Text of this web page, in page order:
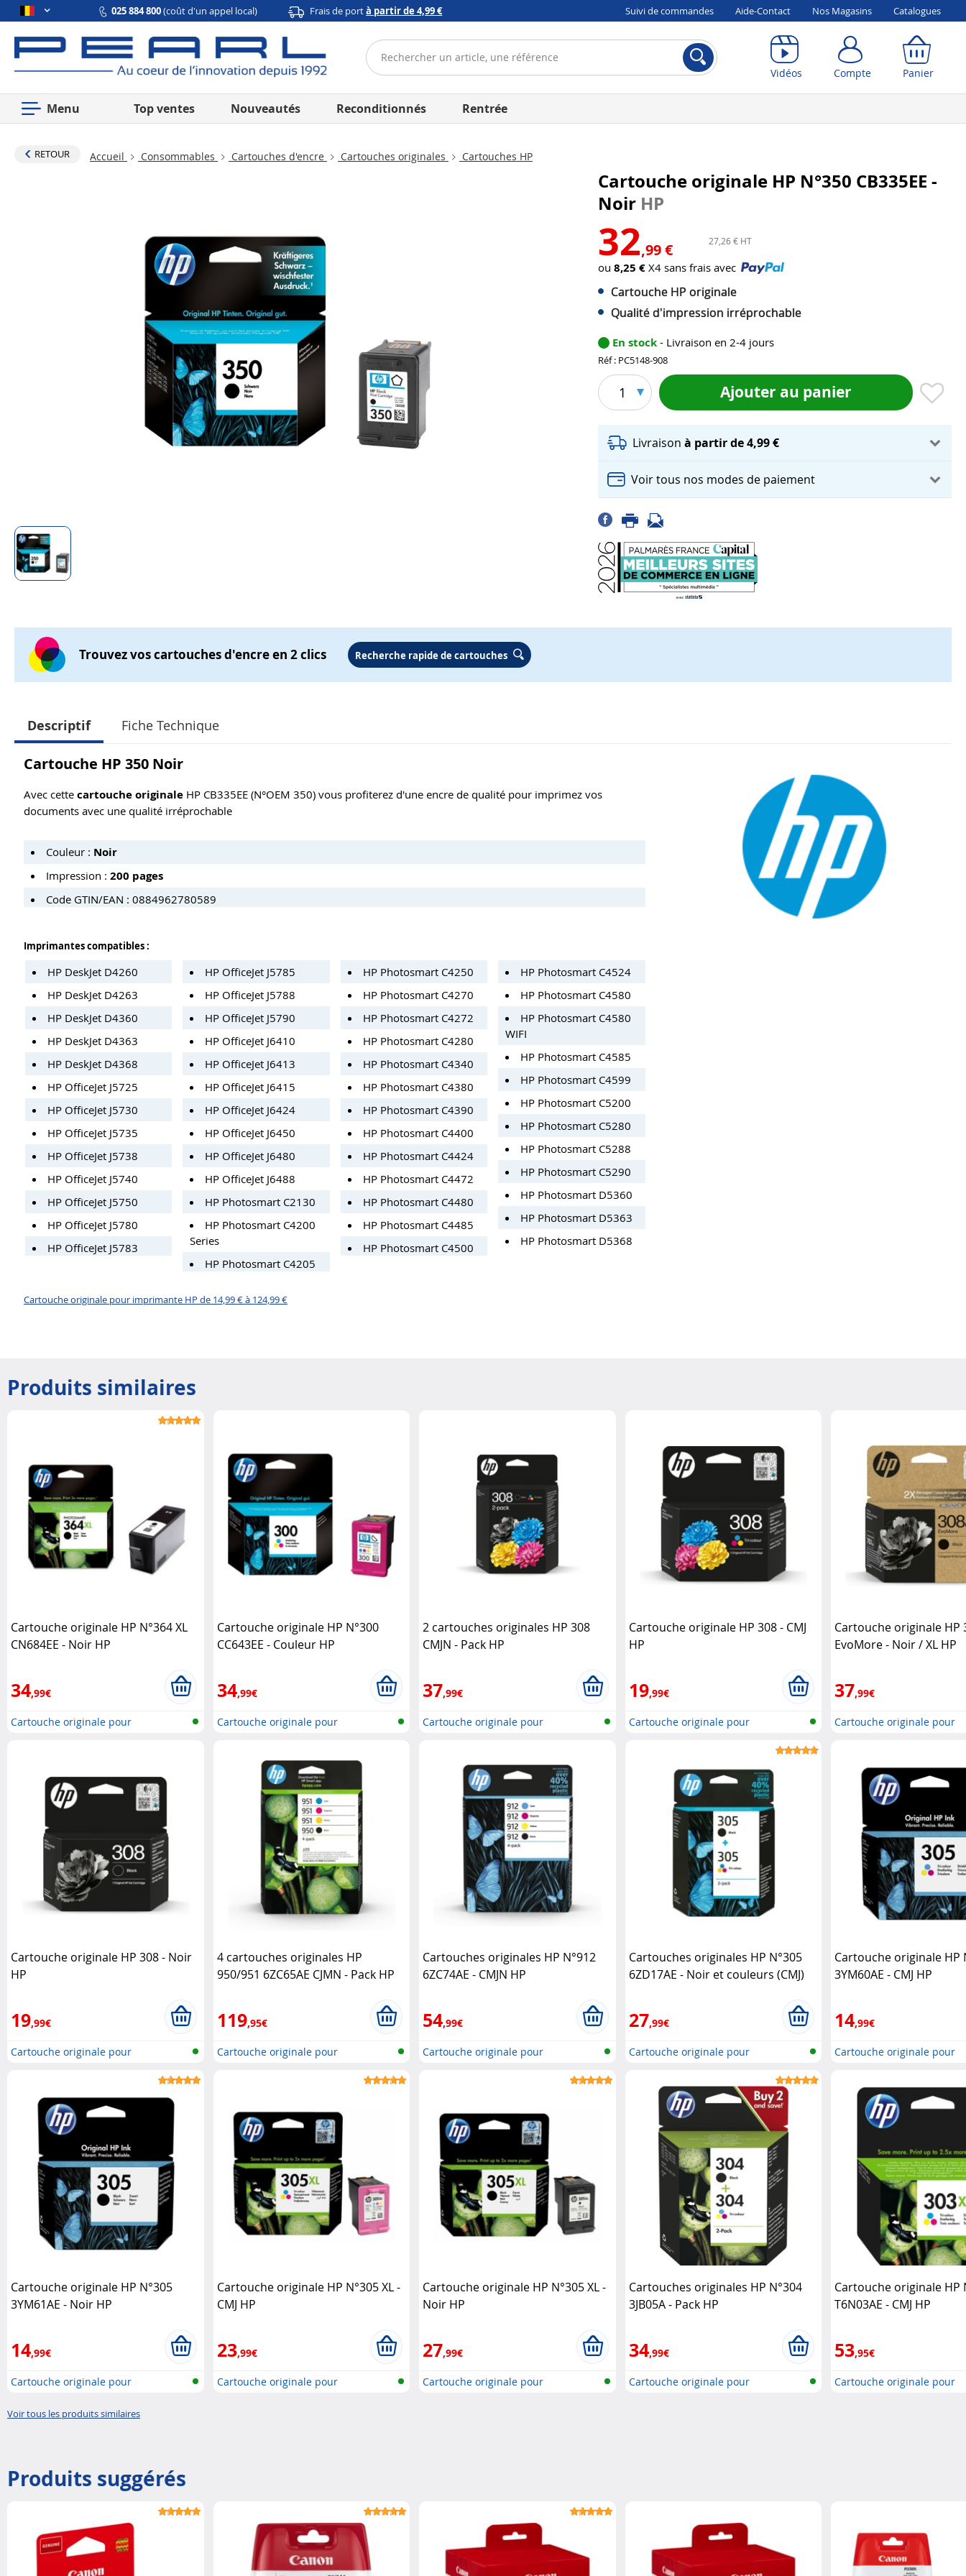
025 884 800(coût d'un appel local) Frais de portà partir de 4,99 € Suivi de commandes Aide-Contact Nos Magasins Catalogues
Vidéos Compte Panier
Menu Top ventes Nouveautés Reconditionnés Rentrée
RETOUR Accueil Consommables Cartouches d'encre Cartouches originales Cartouches HP
Cartouche originale HP N°350 CB335EE -
Noir HP
32,99 € 27,26 € HT
ou 8,25 € X4 sans frais avec
Cartouche HP originale
Qualité d'impression irréprochable
En stock - Livraison en 2-4 jours
Réf : PC5148-908
1 Ajouter au panier
Livraisonà partir de 4,99 €
Voir tous nos modes de paiement
Trouvez vos cartouches d'encre en 2 clics Recherche rapide de cartouches
Descriptif Fiche Technique
Cartouche HP 350 Noir
Avec cette cartouche originale HP CB335EE (N°OEM 350) vous profiterez d'une encre de qualité pour imprimez vos
documents avec une qualité irréprochable
Couleur : Noir
Impression : 200 pages
Code GTIN/EAN : 0884962780589
Imprimantes compatibles :
HP DeskJet D4260
HP DeskJet D4263
HP DeskJet D4360
HP DeskJet D4363
HP DeskJet D4368
HP OfficeJet J5725
HP OfficeJet J5730
HP OfficeJet J5735
HP OfficeJet J5738
HP OfficeJet J5740
HP OfficeJet J5750
HP OfficeJet J5780
HP OfficeJet J5783
HP OfficeJet J5785
HP OfficeJet J5788
HP OfficeJet J5790
HP OfficeJet J6410
HP OfficeJet J6413
HP OfficeJet J6415
HP OfficeJet J6424
HP OfficeJet J6450
HP OfficeJet J6480
HP OfficeJet J6488
HP Photosmart C2130
HP Photosmart C4200
Series
HP Photosmart C4205
HP Photosmart C4250
HP Photosmart C4270
HP Photosmart C4272
HP Photosmart C4280
HP Photosmart C4340
HP Photosmart C4380
HP Photosmart C4390
HP Photosmart C4400
HP Photosmart C4424
HP Photosmart C4472
HP Photosmart C4480
HP Photosmart C4485
HP Photosmart C4500
HP Photosmart C4524
HP Photosmart C4580
HP Photosmart C4580
WIFI
HP Photosmart C4585
HP Photosmart C4599
HP Photosmart C5200
HP Photosmart C5280
HP Photosmart C5288
HP Photosmart C5290
HP Photosmart D5360
HP Photosmart D5363
HP Photosmart D5368
Cartouche originale pour imprimante HP de 14,99 € à 124,99 €
Produits similaires
Cartouche originale HP N°364 XL
CN684EE - Noir HP
34,99€
Cartouche originale pour
Cartouche originale HP N°300
CC643EE - Couleur HP
34,99€
Cartouche originale pour
2 cartouches originales HP 308
CMJN - Pack HP
37,99€
Cartouche originale pour
Cartouche originale HP 308 - CMJ
HP
19,99€
Cartouche originale pour
Cartouche originale HP
EvoMore - Noir / XL HP
37,99€
Cartouche originale pour
Cartouche originale HP 308 - Noir
HP
19,99€
Cartouche originale pour
4 cartouches originales HP
950/951 6ZC65AE CJMN - Pack HP
119,95€
Cartouche originale pour
Cartouches originales HP N°912
6ZC74AE - CMJN HP
54,99€
Cartouche originale pour
Cartouches originales HP N°305
6ZD17AE - Noir et couleurs (CMJ)
27,99€
Cartouche originale pour
Cartouche originale HP
3YM60AE - CMJ HP
14,99€
Cartouche originale pour
Cartouche originale HP N°305
3YM61AE - Noir HP
14,99€
Cartouche originale pour
Cartouche originale HP N°305 XL -
CMJ HP
23,99€
Cartouche originale pour
Cartouche originale HP N°305 XL -
Noir HP
27,99€
Cartouche originale pour
Cartouches originales HP N°304
3JB05A - Pack HP
34,99€
Cartouche originale pour
Cartouche originale HP
T6N03AE - CMJ HP
53,95€
Cartouche originale pour
Voir tous les produits similaires
Produits suggérés
Compte Panier